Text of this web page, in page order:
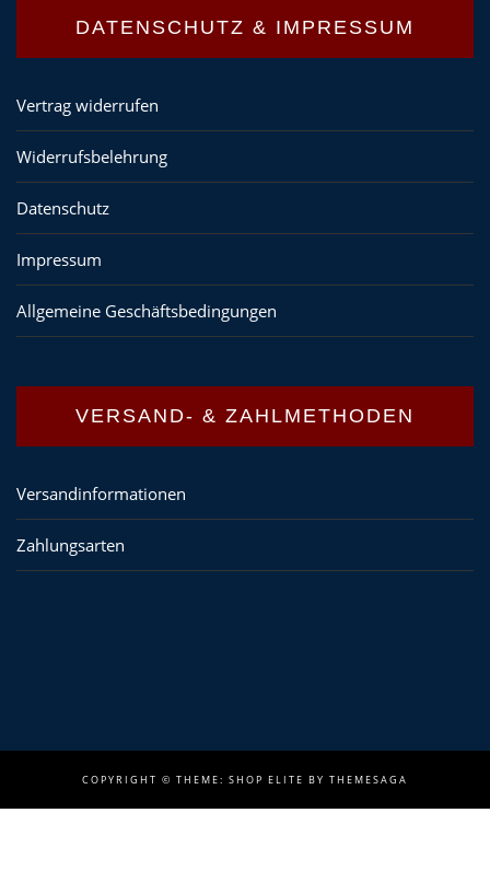
DATENSCHUTZ & IMPRESSUM
Vertrag widerrufen
Widerrufsbelehrung
Datenschutz
Impressum
Allgemeine Geschäftsbedingungen
VERSAND- & ZAHLMETHODEN
Versandinformationen
Zahlungsarten
COPYRIGHT © THEME: SHOP ELITE BY THEMESAGA